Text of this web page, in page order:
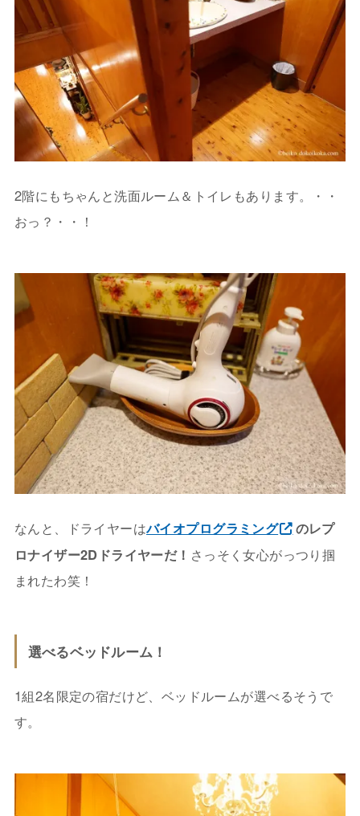
2階にもちゃんと洗面ルーム＆トイレもあります。・・
おっ？・・！
なんと、ドライヤーはバイオプログラミング
のレプ
ロナイザー2Dドライヤーだ！ さっそく女心がっつり掴
まれたわ笑！
選べるベッドルーム！
1組2名限定の宿だけど、ベッドルームが選べるそうで
す。